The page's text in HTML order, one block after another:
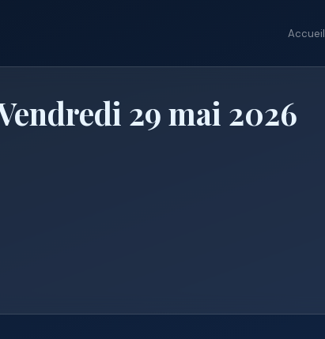
Accueil
29 mai 2026